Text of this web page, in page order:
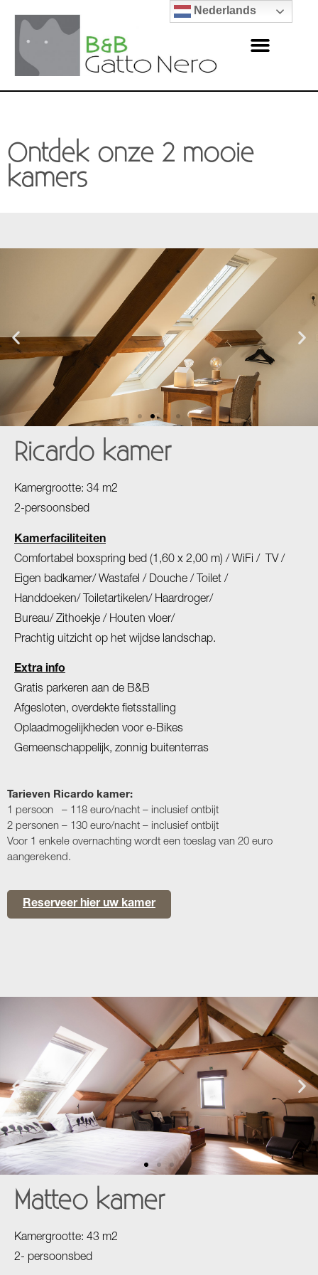
Ontdek onze 2 mooie
kamers
Ricardo kamer
Kamergrootte: 34 m2
2-persoonsbed
Kamerfaciliteiten
Comfortabel boxspring bed (1,60 x 2,00 m) / WiFi / TV /
Eigen badkamer/ Wastafel / Douche / Toilet /
Handdoeken/ Toiletartikelen/ Haardroger/
Bureau/ Zithoekje / Houten vloer/
Prachtig uitzicht op het wijdse landschap.
Extra info
Gratis parkeren aan de B&B
Afgesloten, overdekte fietsstalling
Oplaadmogelijkheden voor e-Bikes
Gemeenschappelijk, zonnig buitenterras
Tarieven Ricardo kamer:
1 persoon – 118 euro/nacht – inclusief ontbijt
2 personen – 130 euro/nacht – inclusief ontbijt
Voor 1 enkele overnachting wordt een toeslag van 20 euro
aangerekend.
Reserveer hier uw kamer
Matteo kamer
Kamergrootte: 43 m2
2- persoonsbed
Nederlands